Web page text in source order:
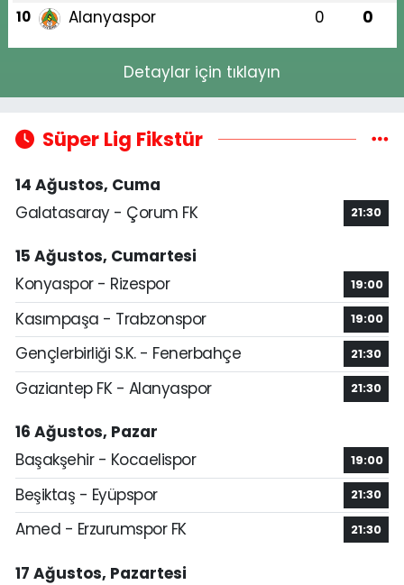
10 Alanyaspor 0 0
Detaylar için tıklayın
Süper Lig Fikstür
14 Ağustos, Cuma
Galatasaray - Çorum FK
21:30
15 Ağustos, Cumartesi
Konyaspor - Rizespor
19:00
Kasımpaşa - Trabzonspor 19:00
Gençlerbirliği S.K. - Fenerbahçe 21:30
Gaziantep FK - Alanyaspor 21:30
16 Ağustos, Pazar
Başakşehir - Kocaelispor
19:00
Beşiktaş - Eyüpspor 21:30
Amed - Erzurumspor FK 21:30
17 Ağustos, Pazartesi